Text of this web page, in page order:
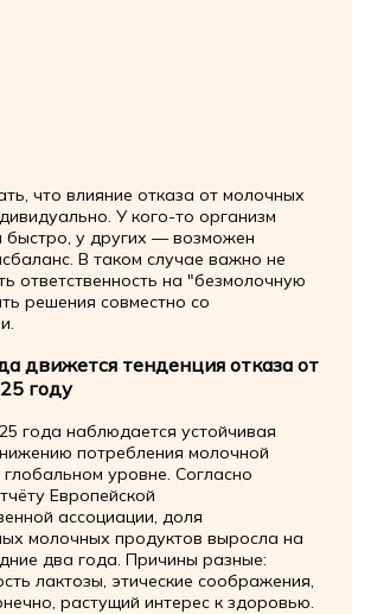
что влияние отказа от молочных
У кого-то организм
быстро, у других — возможен
В таком случае важно не
ответственность на "безмолочную
решения совместно со
движется тенденция отказа от
году
года наблюдается устойчивая
потребления молочной
уровне. Согласно
Европейской
ассоциации, доля
молочных продуктов выросла на
два года. Причины разные:
лактозы, этические соображения,
растущий интерес к здоровью.